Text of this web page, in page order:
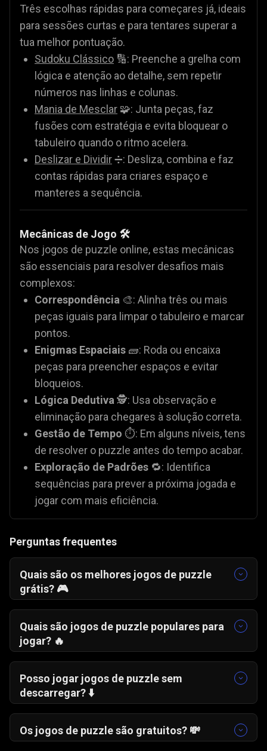
Três escolhas rápidas para começares já, ideais
para sessões curtas e para tentares superar a
tua melhor pontuação.
Sudoku Clássico 🔢: Preenche a grelha com
lógica e atenção ao detalhe, sem repetir
números nas linhas e colunas.
Mania de Mesclar 🧩: Junta peças, faz
fusões com estratégia e evita bloquear o
tabuleiro quando o ritmo acelera.
Deslizar e Dividir➗: Desliza, combina e faz
contas rápidas para criares espaço e
manteres a sequência.
Mecânicas de Jogo 🛠️
Nos jogos de puzzle online, estas mecânicas
são essenciais para resolver desafios mais
complexos:
Correspondência 🎨: Alinha três ou mais
peças iguais para limpar o tabuleiro e marcar
pontos.
Enigmas Espaciais 🧱: Roda ou encaixa
peças para preencher espaços e evitar
bloqueios.
Lógica Dedutiva 🕵️: Usa observação e
eliminação para chegares à solução correta.
Gestão de Tempo ⏱️: Em alguns níveis, tens
de resolver o puzzle antes do tempo acabar.
Exploração de Padrões 🔁: Identifica
sequências para prever a próxima jogada e
jogar com mais eficiência.
Perguntas frequentes
Quais são os melhores jogos de puzzle
grátis? 🎮
Alguns dos jogos de puzzle mais
recomendados são:
Deslizar e Dividir
Mania de Mesclar🧩
Sudoku Clássico
🔢
Quais são jogos de puzzle populares para
jogar? 🔥
Caça ao Léxico
Mania de Mesclar
Deslizar e Dividir➗
Posso jogar jogos de puzzle sem
descarregar? ⬇️
no navegador, sem descarregar nem instalar
nada.
Os jogos de puzzle são gratuitos? 💸